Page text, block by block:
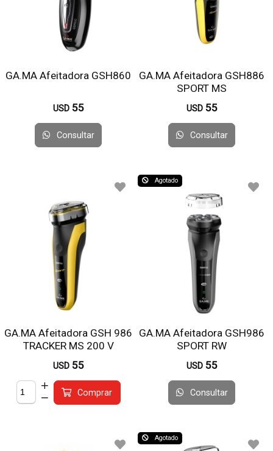
GA.MA Afeitadora GSH860
USD 55
Consultar
GA.MA Afeitadora GSH886
SPORT MS
USD 55
Consultar
GA.MA Afeitadora GSH 986
TRACKER MS 200 V
USD 55
Comprar
Agotado
GA.MA Afeitadora GSH986
SPORT RW
USD 55
Consultar
Agotado